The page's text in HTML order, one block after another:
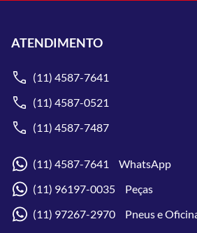
ATENDIMENTO
(11) 4587-7641
(11) 4587-0521
(11) 4587-7487
(11) 4587-7641 WhatsApp
(11) 96197-0035 Peças
(11) 97267-2970 Pneus e